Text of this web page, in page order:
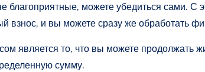
благоприятные, можете убедиться сами. С
взнос, и вы можете сразу же обработать
является то, что вы можете продолжать
сумму.